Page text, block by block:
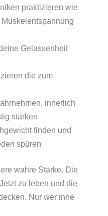
praktizieren wie
Gelassenheit
die zum
innerlich
stärken
finden und
spüren
wahre Stärke. Die
zu leben und die
Nur wer inne